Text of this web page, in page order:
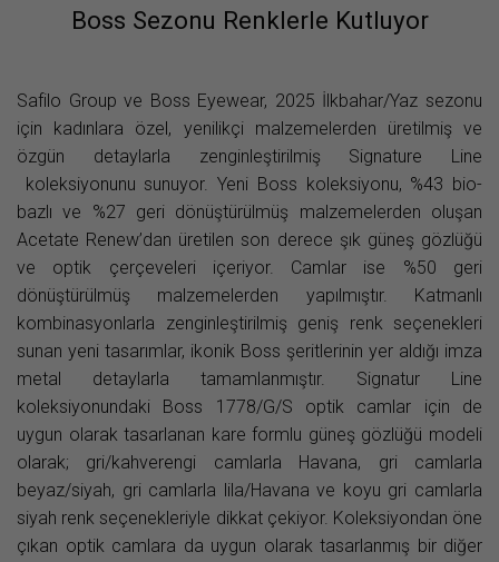
Boss Sezonu Renklerle Kutluyor
Safilo Group ve Boss Eyewear, 2025 İlkbahar/Yaz sezonu
için kadınlara özel, yenilikçi malzemelerden üretilmiş ve
özgün detaylarla zenginleştirilmiş Signature Line
koleksiyonunu sunuyor. Yeni Boss koleksiyonu, %43 bio-
bazlı ve %27 geri dönüştürülmüş malzemelerden oluşan
Acetate Renew’dan üretilen son derece şık güneş gözlüğü
ve optik çerçeveleri içeriyor. Camlar ise %50 geri
dönüştürülmüş malzemelerden yapılmıştır. Katmanlı
kombinasyonlarla zenginleştirilmiş geniş renk seçenekleri
sunan yeni tasarımlar, ikonik Boss şeritlerinin yer aldığı imza
metal detaylarla tamamlanmıştır. Signatur Line
koleksiyonundaki Boss 1778/G/S optik camlar için de
uygun olarak tasarlanan kare formlu güneş gözlüğü modeli
olarak; gri/kahverengi camlarla Havana, gri camlarla
beyaz/siyah, gri camlarla lila/Havana ve koyu gri camlarla
siyah renk seçenekleriyle dikkat çekiyor. Koleksiyondan öne
çıkan optik camlara da uygun olarak tasarlanmış bir diğer